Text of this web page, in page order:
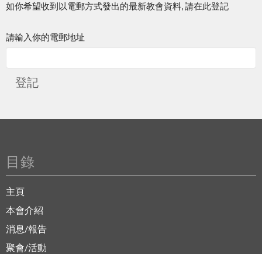
如你希望收到以電郵方式發出的最新教會資料, 請在此登記
請輸入你的電郵地址
登記
目錄
主頁
本會介紹
消息/報告
聚會/活動